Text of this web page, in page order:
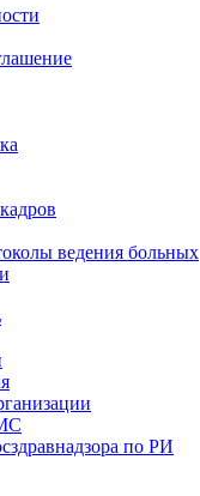
ведения больных
по РИ